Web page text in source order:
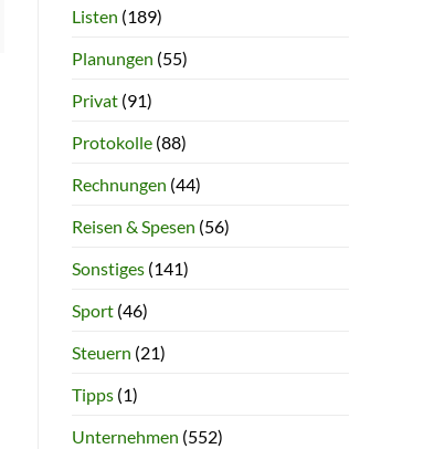
Listen (189)
Planungen (55)
Privat(91)
Protokolle(88)
Rechnungen (44)
Reisen & Spesen (56)
Sonstiges(141)
Sport(46)
Steuern (21)
Tipps(1)
Unternehmen (552)